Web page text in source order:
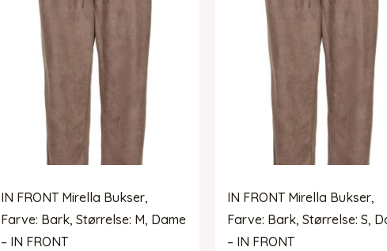
IN FRONT Mirella Bukser,
Farve: Bark, Størrelse: M, Dame
– IN FRONT
IN FRONT Mirella Bukser,
Farve: Bark, Størrelse: S,
– IN FRONT